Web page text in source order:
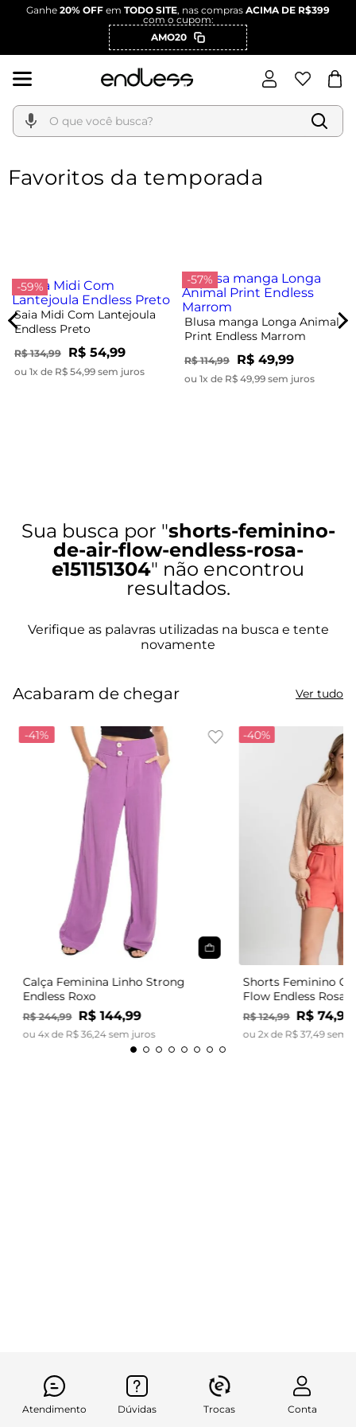
Ganhe 20% OFF em TODO SITE, nas compras ACIMA DE R$399
com o cupom:
AMO20
O que você busca?
Favoritos da temporada
-59%
Saia Midi Com Lantejoula
Endless Preto
R$ 134,99 R$ 54,99
ou 1x de R$ 54,99 sem juros
-57%
Blusa manga Longa Animal
Print Endless Marrom
R$ 114,99 R$ 49,99
ou 1x de R$ 49,99 sem juros
shorts-feminino-
de-air-flow-endless-rosa-
e151151304
Acabaram de chegar Ver tudo
-41%
Calça Feminina Linho Strong
Endless Roxo
R$ 244,99 R$ 144,99
ou 4x de R$ 36, 24sem juros
-40%
Shorts Feminino
Flow Endless Rosa
R$ 124,99 R$ 74,99
ou 2x de R$ 37,49sem
Atendimento Dúvidas Trocas Conta